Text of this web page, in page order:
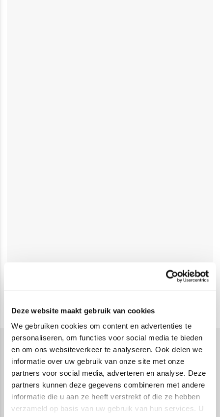
Deze website maakt gebruik van cookies
We gebruiken cookies om content en advertenties te
personaliseren, om functies voor social media te bieden
en om ons websiteverkeer te analyseren. Ook delen we
informatie over uw gebruik van onze site met onze
partners voor social media, adverteren en analyse. Deze
partners kunnen deze gegevens combineren met andere
informatie die u aan ze heeft verstrekt of die ze hebben
verzameld op basis van uw gebruik van hun services. U
Design
Web design boeken zijn een uitstekende bron van
inspiratie en kennis voor iedereen die zich wil
verdiepen in het ontwerpen en bouwen van
aantrekkelijke websites. Of je nu een beginnende